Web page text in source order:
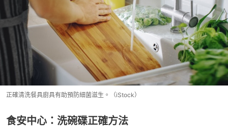
正確清洗餐具廚具有助預防細菌滋生。（iStock）
食安中心：洗碗碟正確方法